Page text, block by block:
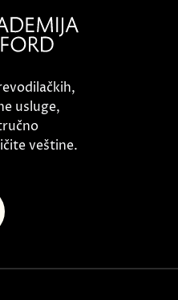
usluge,
veštine.